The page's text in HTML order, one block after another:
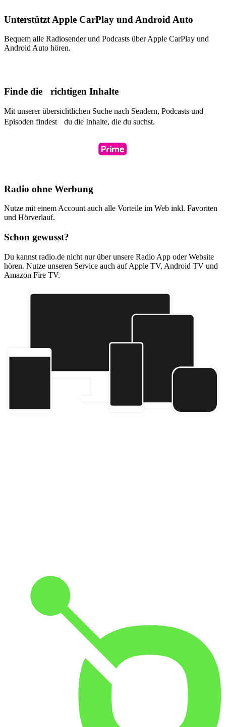
Unterstützt Apple CarPlay und Android Auto
Bequem alle Radiosender und Podcasts über Apple CarPlay und
Android Auto hören.
Finde die richtigen Inhalte
Mit unserer übersichtlichen Suche nach Sendern, Podcasts und
Episoden findest du die Inhalte, die du suchst.
Radio ohne Werbung
Nutze mit einem Account auch alle Vorteile im Web inkl. Favoriten
und Hörverlauf.
Schon gewusst?
Du kannst radio.de nicht nur über unsere Radio App oder Website
hören. Nutze unseren Service auch auf Apple TV, Android TV und
Amazon Fire TV.